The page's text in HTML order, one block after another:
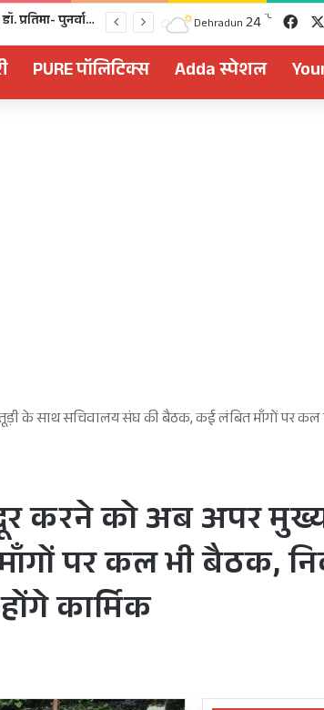
धराली आपदा की पहली बरसी: धामी सरकार पर कांग्रेस का हमला, डॉ. प्रतिमा- पुनर्वास और मुआवजे में पूरी तरह नाकाम Dehradun 24 ℃
PURE पॉलिटिक्स Adda स्पेशल
के साथ सचिवालय संघ की बैठक, कई लंबित माँगों पर
करने को अब अपर
पर कल भी बैठक,
कार्मिक